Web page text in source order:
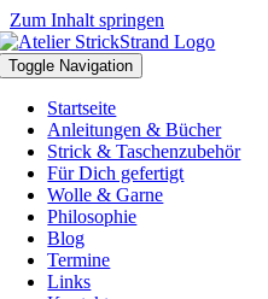
Zum Inhalt springen
Toggle Navigation
Startseite
Anleitungen & Bücher
Strick & Taschenzubehör
Für Dich gefertigt
Wolle & Garne
Philosophie
Blog
Termine
Links